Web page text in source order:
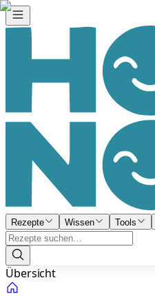
Rezepte Wissen Tools
Übersicht